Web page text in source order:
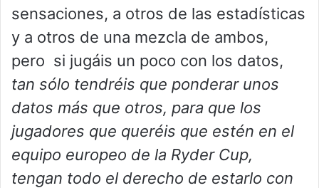
sensaciones, a otros de las estadísticas
y a otros de una mezcla de ambos,
pero si jugáis un poco con los datos,
tan sólo tendréis que ponderar unos
datos más que otros, para que los
jugadores que queréis que estén en el
equipo europeo de la Ryder Cup,
tengan todo el derecho de estarlo con